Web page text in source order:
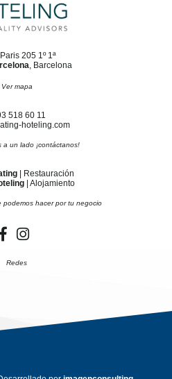
205 1º 1ª
, Barcelona
Ver mapa
518 60 11
hoteling.com
a un lado ¡contáctanos!
| Restauración
| Alojamiento
podemos hacer por tu negocio
Redes